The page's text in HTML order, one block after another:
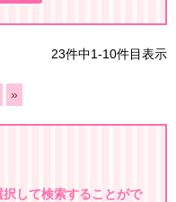
23件中1-10件目表示
»
して検索することがで